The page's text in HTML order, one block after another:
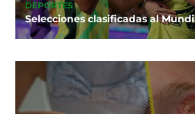
DEPORTES
Selecciones clasificadas al